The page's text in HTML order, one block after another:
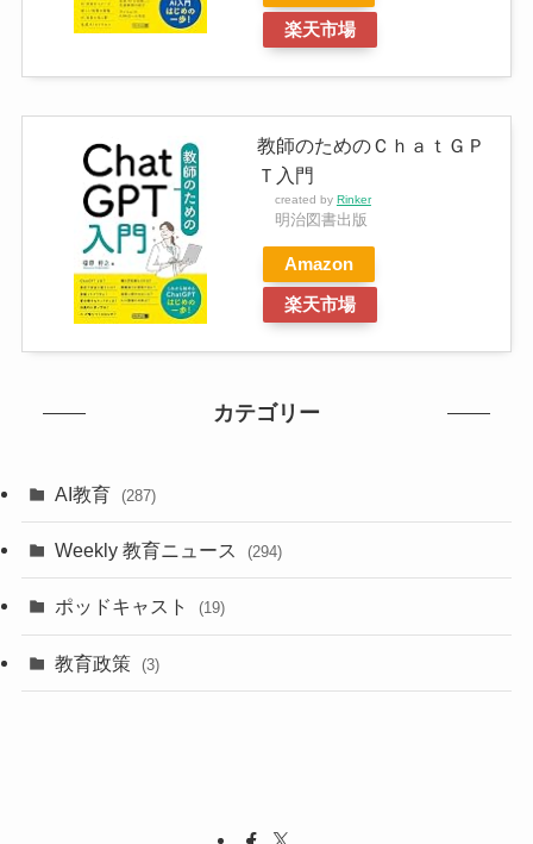
楽天市場
教師のためのＣｈａｔＧＰ
Ｔ入門
created by Rinker
明治図書出版
Amazon
楽天市場
カテゴリー
AI教育 (287)
Weekly 教育ニュース (294)
ポッドキャスト (19)
教育政策 (3)